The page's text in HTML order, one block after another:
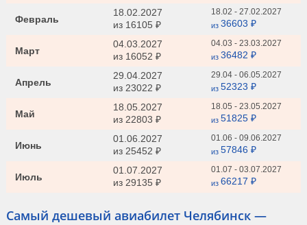
Февраль
18.02.2027
из 16105 ₽
18.02 - 27.02.2027
из 36603 ₽
Март
04.03.2027
из 16052 ₽
04.03 - 23.03.2027
из 36482 ₽
Апрель
29.04.2027
из 23022 ₽
29.04 - 06.05.2027
из 52323 ₽
Май
18.05.2027
из 22803 ₽
18.05 - 23.05.2027
из 51825 ₽
Июнь
01.06.2027
из 25452 ₽
01.06 - 09.06.2027
из 57846 ₽
Июль
01.07.2027
из 29135 ₽
01.07 - 03.07.2027
из 66217 ₽
Самый дешевый авиабилет Челябинск —